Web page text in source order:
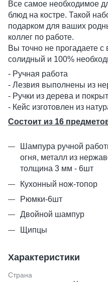
Все самое необходимое
блюд на костре. Такой
подарком для ваших
коллег по работе.
Вы точно не прогадаете
солидный и 100%
- Ручная работа
- Лезвия выполнены из
- Ручки из дерева и
- Кейс изготовлен из
Состоит из 16
Шампура ручной
огня, металл из
толщина 3 мм - 6шт
Кухонный нож-топор
Рюмки-6шт
Двойной шампур
Щипцы
Характеристики
Страна